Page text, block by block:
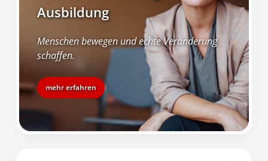
Ausbildung
Menschen bewegen und echte Veränderung
schaffen.
mehr erfahren